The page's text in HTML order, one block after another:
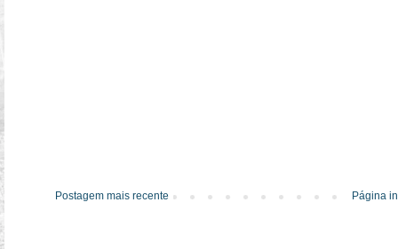
Postagem mais recente Página